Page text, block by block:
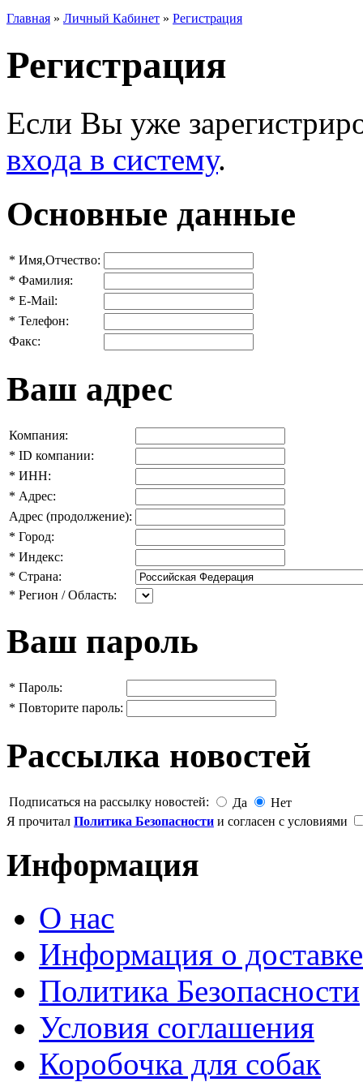
Главная » Личный Кабинет » Регистрация
Регистрация
Если Вы уже
входа в систему.
Основные данные
* Имя,Отчество:
* Фамилия:
* E-Mail:
* Телефон:
Факс:
Ваш адрес
Компания:
* ID компании:
* ИНН:
* Адрес:
Адрес (продолжение):
* Город:
* Индекс:
* Страна:
* Регион / Область:
Ваш пароль
* Пароль:
* Повторите пароль:
Рассылка новостей
Подписаться на рассылку новостей: Да
Нет
Я прочитал Политика Безопасности и согласен с условиями
Информация
О нас
Информация о доставке
Политика Безопасности
Условия соглашения
Коробочка для собак